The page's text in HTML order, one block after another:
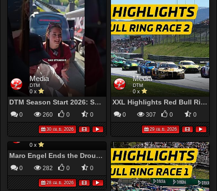
Media
DTM
0 x
DTM Season Start 2026: Spectacular Opener at the Red Bull Ring
0 260 0 0
30 เม.ย. 2026
Media
DTM
0 x
XXL Highlights Red Bull Ring Race 2 | DTM2026
0 307 0 0
29 เม.ย. 2026
Media
0 x
Maro Engel Ends the Drought: Victory at Red Bull Ring Race 2 | DTM 2026
0 282 0 0
28 เม.ย. 2026